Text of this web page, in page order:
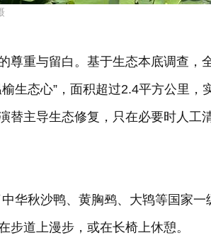
尊重与留白。基于生态本底调查，
生态心”，面积超过2.4平方公里
替主导生态修复，只在必要时人工
中华秋沙鸭、黄胸鹀、大鸨等国家
步道上漫步，或在长椅上休憩。